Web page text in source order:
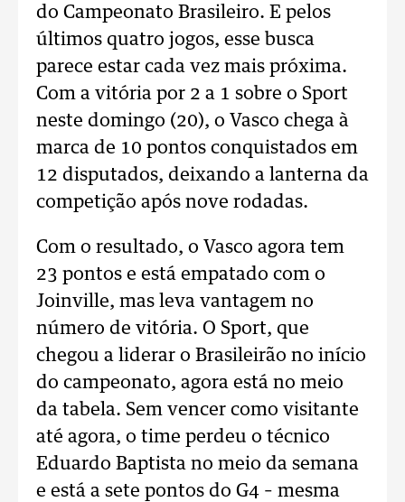
do Campeonato Brasileiro. E pelos
últimos quatro jogos, esse busca
parece estar cada vez mais próxima.
Com a vitória por 2 a 1 sobre o Sport
neste domingo (20), o Vasco chega à
marca de 10 pontos conquistados em
12 disputados, deixando a lanterna da
competição após nove rodadas.
Com o resultado, o Vasco agora tem
23 pontos e está empatado com o
Joinville, mas leva vantagem no
número de vitória. O Sport, que
chegou a liderar o Brasileirão no início
do campeonato, agora está no meio
da tabela. Sem vencer como visitante
até agora, o time perdeu o técnico
Eduardo Baptista no meio da semana
e está a sete pontos do G4 – mesma